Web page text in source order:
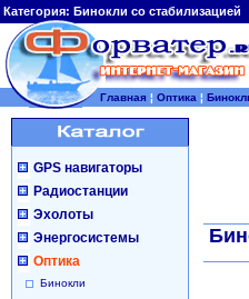
Категория: Бинокли со стабилизацией
Главная ¦ Оптика ¦
GPS навигаторы
Радиостанции
Эхолоты
Энергосистемы
Оптика
Бинокли